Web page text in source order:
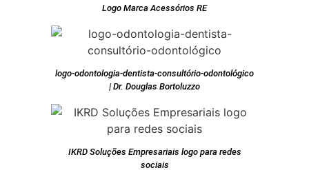
Logo Marca Acessórios RE
logo-odontologia-dentista-consultório-odontológico
| Dr. Douglas Bortoluzzo
IKRD Soluções Empresariais logo para redes
sociais